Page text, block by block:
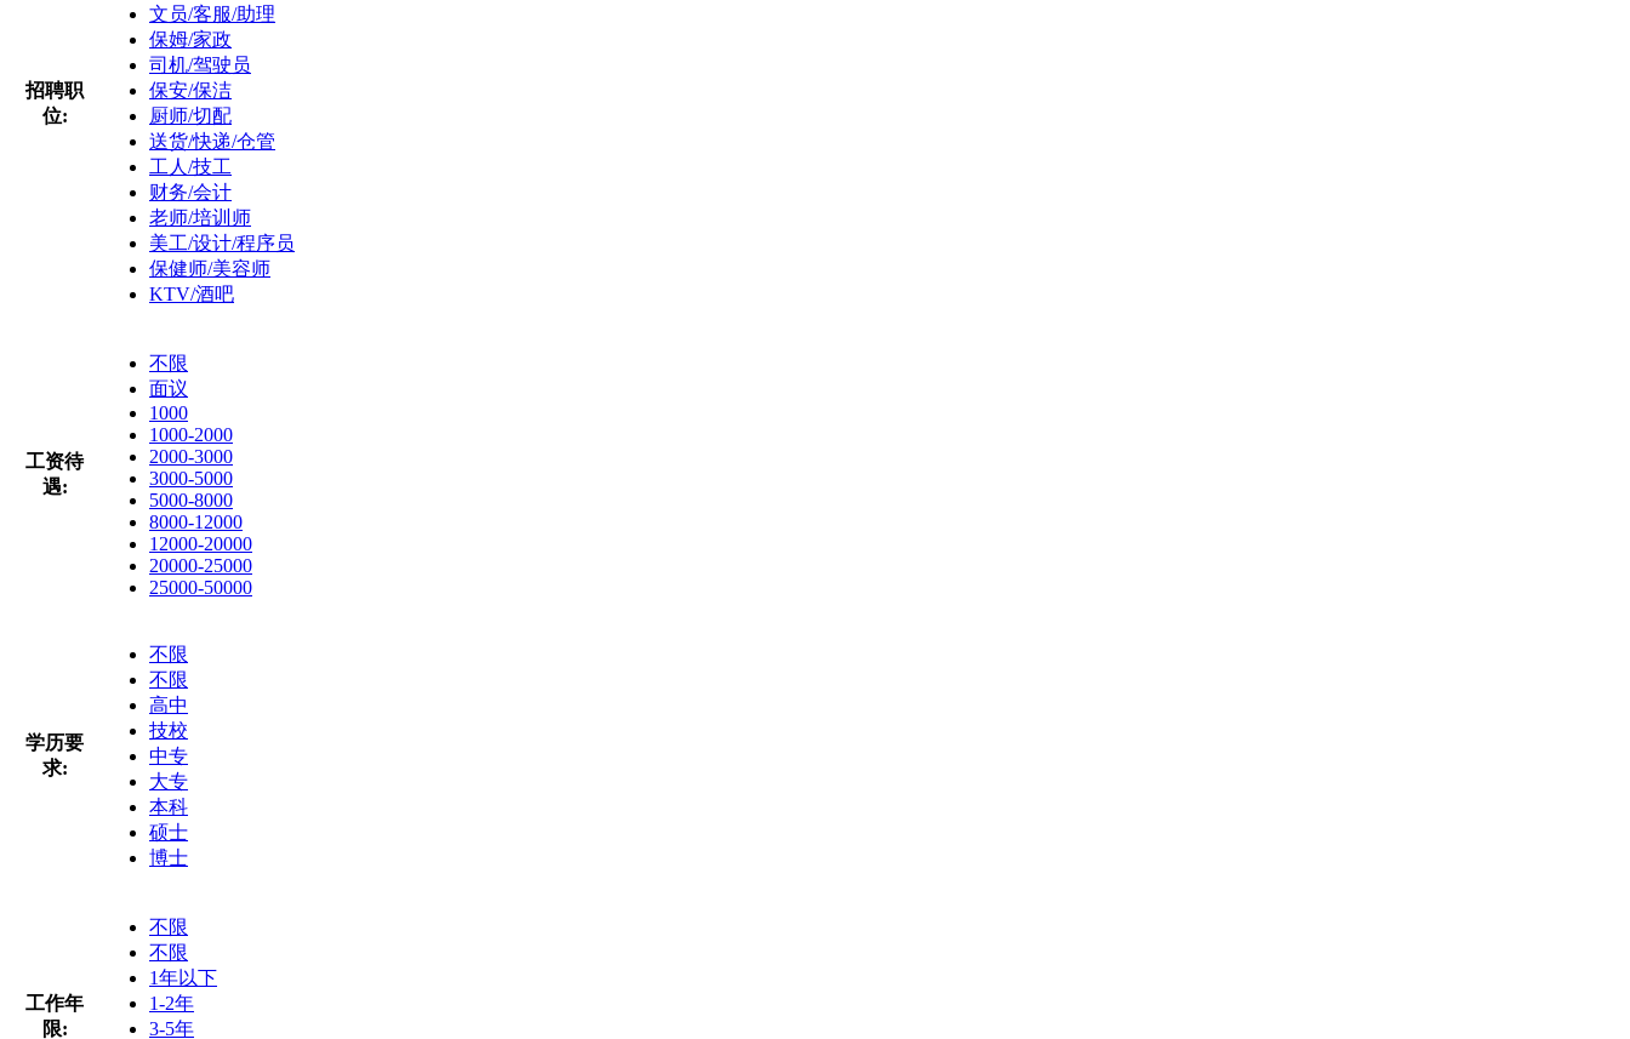
招聘职
位:
文员/客服/助理
保姆/家政
司机/驾驶员
保安/保洁
厨师/切配
送货/快递/仓管
工人/技工
财务/会计
老师/培训师
美工/设计/程序员
保健师/美容师
KTV/酒吧
工资待
遇:
不限
面议
1000
1000-2000
2000-3000
3000-5000
5000-8000
8000-12000
12000-20000
20000-25000
25000-50000
学历要
求:
不限
不限
高中
技校
中专
大专
本科
硕士
博士
工作年
限:
不限
不限
1年以下
1-2年
3-5年